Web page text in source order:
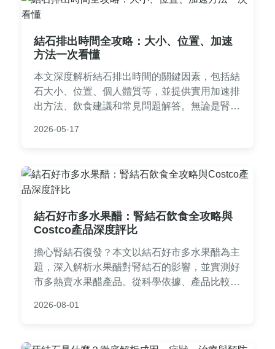
結石排出時間全攻略：大小、位置、加速
方法一次看懂
本文深度解析結石排出時間的關鍵因素，包括結
石大小、位置、個人體質等，並提供實用加速排
出方法、飲食建議和常見問題解答。無論是腎結
然排出結石，減少疼痛和不適。
2026-05-17
結石好市多水果醋：腎結石飲食全攻略與
Costco產品深度評比
擔心腎結石復發？本文以結石好市多水果醋為主
題，深入解析水果醋對腎結石的影響，並實測好
市多熱賣水果醋產品。從科學依據、產品比較到
容基於個人經驗和研究，實用性強，適合腎結石
2026-08-01